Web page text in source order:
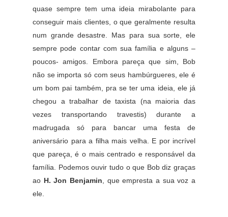
quase sempre tem uma ideia mirabolante para
conseguir mais clientes, o que geralmente resulta
num grande desastre. Mas para sua sorte, ele
sempre pode contar com sua família e alguns –
poucos- amigos. Embora pareça que sim, Bob
não se importa só com seus hambúrgueres, ele é
um bom pai também, pra se ter uma ideia, ele já
chegou a trabalhar de taxista (na maioria das
vezes transportando travestis) durante a
madrugada só para bancar uma festa de
aniversário para a filha mais velha. E por incrível
que pareça, é o mais centrado e responsável da
família. Podemos ouvir tudo o que Bob diz graças
ao H. Jon Benjamin , que empresta a sua voz a
ele.